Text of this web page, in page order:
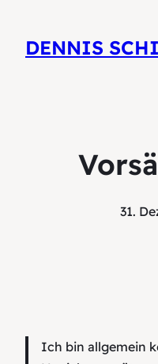
DENNIS
31.
Ich bin allgemein